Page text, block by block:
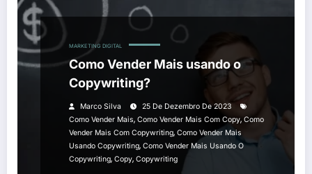
MARKETING DIGITAL
Como Vender Mais usando o
Copywriting?
Marco Silva
25 De Dezembro De 2023
Como Vender Mais, Como Vender Mais Com Copy, Como
Vender Mais Com Copywriting, Como Vender Mais
Usando Copywriting, Como Vender Mais Usando O
Copywriting, Copy, Copywriting